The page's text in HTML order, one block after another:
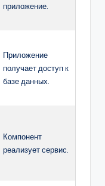
приложение.
Приложение
получает доступ к
базе данных.
Компонент
реализует сервис.